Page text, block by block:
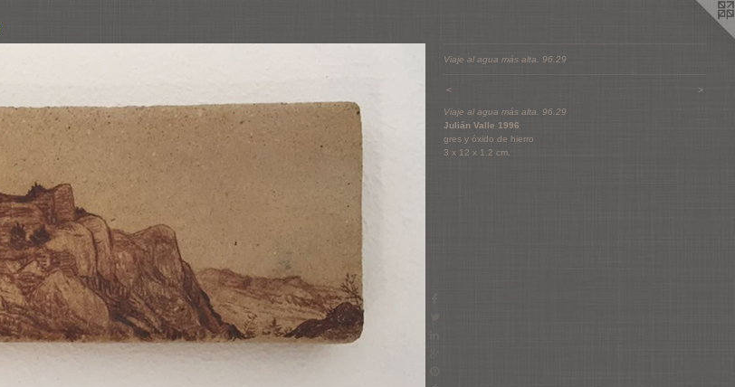
Viaje al agua más alta. 96.29
< >
Viaje al agua más alta. 96.29
Julián Valle 1996
gres y óxido de hierro
3 x 12 x 1.2 cm.